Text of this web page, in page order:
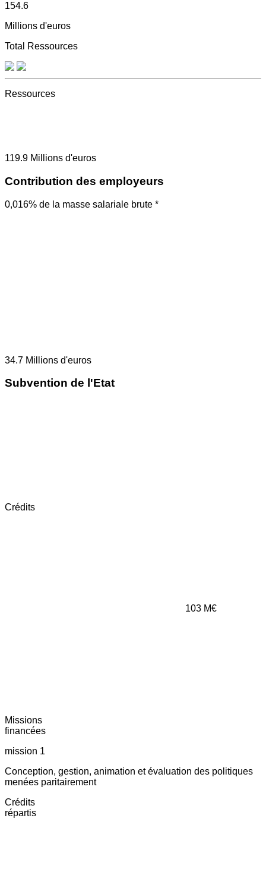
154.6
Millions d'euros
Total Ressources
Ressources
119.9 Millions d'euros
Contribution des employeurs
0,016% de la masse salariale brute *
34.7 Millions d'euros
Subvention de l'Etat
Crédits
103 M€
Missions
financées
mission 1
Conception, gestion, animation et évaluation des politiques
menées paritairement
Crédits
répartis